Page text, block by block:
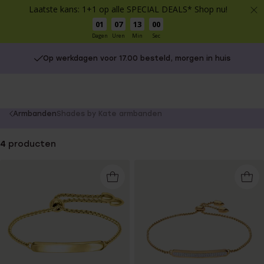
Laatste kans: 1+1 op alle SPECIAL DEALS* Shop nu!
01
Dagen
07
Uren
13
Min
00
Sec
Op werkdagen voor 17.00 besteld, morgen in huis
You
here:
ArmbandenShades by Kate armbanden
4 producten